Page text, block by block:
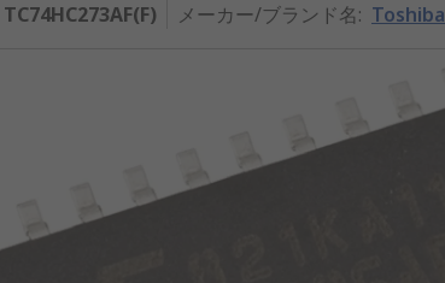
TC74HC273AF(F) メーカー/ブランド名: Toshiba